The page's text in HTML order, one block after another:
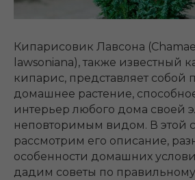
Кипарисовик Лавсона
lawsoniana), также известный
кипарис, представляет собой
домашнее растение,
интерьер любого дома своей
неповторимым видом. В этой
рассмотрим его описание,
особенности домашних
дадим советы по